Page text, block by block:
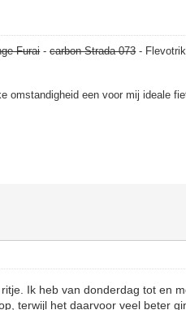
Furai-carbon Strada 073-
omstandigheid een voor mij ideale
Ik heb van donderdag tot en
terwijl het daarvoor veel beter